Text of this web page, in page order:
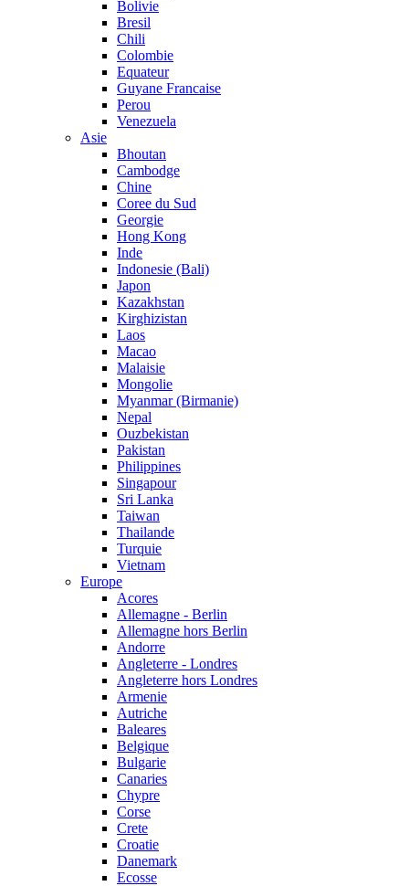
Bolivie
Bresil
Chili
Colombie
Equateur
Guyane Francaise
Perou
Venezuela
Asie
Bhoutan
Cambodge
Chine
Coree du Sud
Georgie
Hong Kong
Inde
Indonesie (Bali)
Japon
Kazakhstan
Kirghizistan
Laos
Macao
Malaisie
Mongolie
Myanmar (Birmanie)
Nepal
Ouzbekistan
Pakistan
Philippines
Singapour
Sri Lanka
Taiwan
Thailande
Turquie
Vietnam
Europe
Acores
Allemagne - Berlin
Allemagne hors Berlin
Andorre
Angleterre - Londres
Angleterre hors Londres
Armenie
Autriche
Baleares
Belgique
Bulgarie
Canaries
Chypre
Corse
Crete
Croatie
Danemark
Ecosse